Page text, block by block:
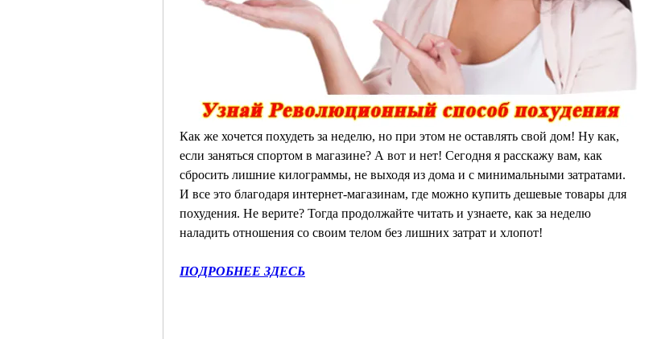
Как же хочется похудеть за неделю, но при этом не оставлять свой дом! Ну как,
если заняться спортом в магазине? А вот и нет! Сегодня я расскажу вам, как
сбросить лишние килограммы, не выходя из дома и с минимальными затратами.
И все это благодаря интернет-магазинам, где можно купить дешевые товары для
похудения. Не верите? Тогда продолжайте читать и узнаете, как за неделю
наладить отношения со своим телом без лишних затрат и хлопот!
ПОДРОБНЕЕ ЗДЕСЬ